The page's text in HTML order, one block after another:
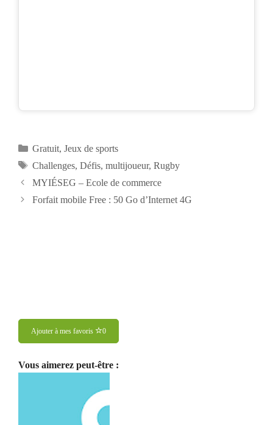
Catégories
Gratuit, Jeux de sports
Étiquettes
Challenges, Défis, multijoueur, Rugby
Navigation
des
MYIÉSEG – Ecole de commerce
Forfait mobile Free : 50 Go d’Internet 4G
Ajouter à mes favoris 0
Vous aimerez peut-être :